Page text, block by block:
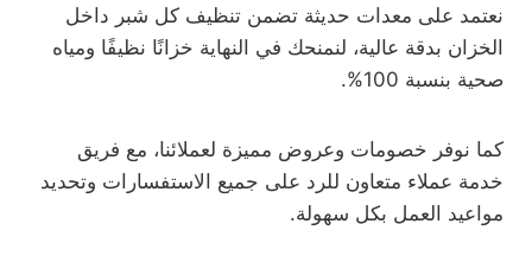
نعتمد على معدات حديثة تضمن تنظيف كل شبر داخل
الخزان بدقة عالية، لنمنحك في النهاية خزانًا نظيفًا ومياه
صحية بنسبة 100%.
كما نوفر خصومات وعروض مميزة لعملائنا، مع فريق
خدمة عملاء متعاون للرد على جميع الاستفسارات وتحديد
مواعيد العمل بكل سهولة.